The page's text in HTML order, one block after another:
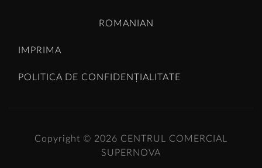
ROMANIAN
IMPRIMA
POLITICA DE CONFIDENȚIALITATE
Copyright © 2026 CENTRUL COMERCIAL
SUPERNOVA